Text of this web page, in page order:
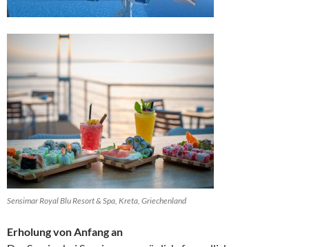
Sensimar Royal Blu Resort & Spa, Kreta, Griechenland
Erholung von Anfang an